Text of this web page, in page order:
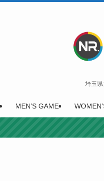
埼玉
MEN’S GAME